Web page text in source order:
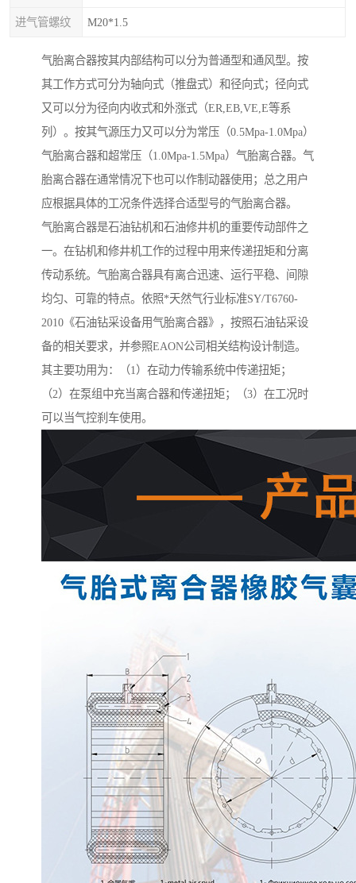
进气管螺纹 M20*1.5
气胎离合器按其内部结构可以分为普通型和通风型。按
其工作方式可分为轴向式（推盘式）和径向式；径向式
又可以分为径向内收式和外涨式（ER,EB,VE,E等系
列）。按其气源压力又可以分为常压（0.5Mpa-1.0Mpa）
气胎离合器和超常压（1.0Mpa-1.5Mpa）气胎离合器。气
胎离合器在通常情况下也可以作制动器使用；总之用户
应根据具体的工况条件选择合适型号的气胎离合器。
气胎离合器是石油钻机和石油修井机的重要传动部件之
一。在钻机和修井机工作的过程中用来传递扭矩和分离
传动系统。气胎离合器具有离合迅速、运行平稳、间隙
均匀、可靠的特点。依照*天然气行业标准SY/T6760-
2010《石油钻采设备用气胎离合器》，按照石油钻采设
备的相关要求，并参照EAON公司相关结构设计制造。
其主要功用为：（1）在动力传输系统中传递扭矩；
（2）在泵组中充当离合器和传递扭矩；（3）在工况时
可以当气控刹车使用。